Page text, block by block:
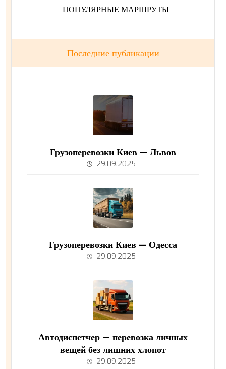
ПОПУЛЯРНЫЕ МАРШРУТЫ
Последние публикации
Грузоперевозки Киев — Львов
29.09.2025
Грузоперевозки Киев — Одесса
29.09.2025
Автодиспетчер — перевозка личных
вещей без лишних хлопот
29.09.2025